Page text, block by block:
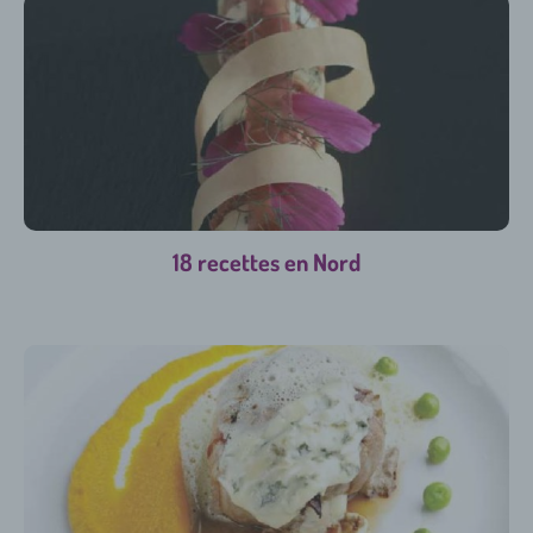
18 recettes en Nord